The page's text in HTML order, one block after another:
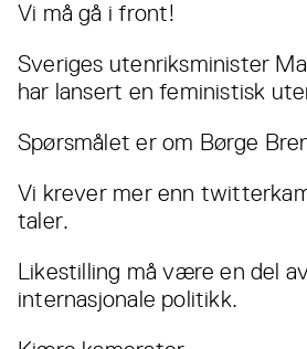
Vi må gå i front!
Sveriges utenriksminister
har lansert en feministisk
Spørsmålet er om Børge
Vi krever mer enn
taler.
Likestilling må være en del
internasjonale politikk.